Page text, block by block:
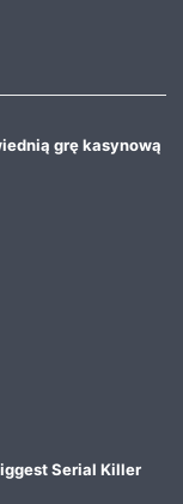
grę kasynową
Serial Killer